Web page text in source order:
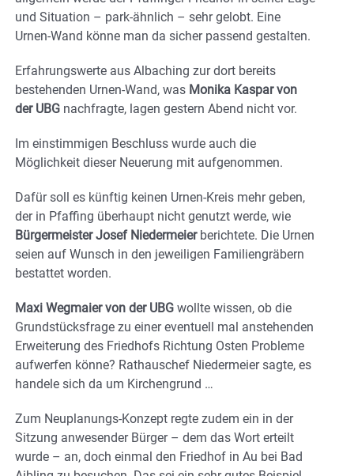
und Situation – park-ähnlich – sehr gelobt. Eine
Urnen-Wand könne man da sicher passend gestalten.
Erfahrungswerte aus Albaching zur dort bereits
bestehenden Urnen-Wand, was Monika Kaspar von
der UBG nachfragte, lagen gestern Abend nicht vor.
Im einstimmigen Beschluss wurde auch die
Möglichkeit dieser Neuerung mit aufgenommen.
Dafür soll es künftig keinen Urnen-Kreis mehr geben,
der in Pfaffing überhaupt nicht genutzt werde, wie
Bürgermeister Josef Niedermeierberichtete. Die Urnen
seien auf Wunsch in den jeweiligen Familiengräbern
bestattet worden.
Maxi Wegmaier von der UBG wollte wissen, ob die
Grundstücksfrage zu einer eventuell mal anstehenden
Erweiterung des Friedhofs Richtung Osten Probleme
aufwerfen könne? Rathauschef Niedermeier sagte, es
handele sich da um Kirchengrund …
Zum Neuplanungs-Konzept regte zudem ein in der
Sitzung anwesender Bürger – dem das Wort erteilt
wurde – an, doch einmal den Friedhof in Au bei Bad